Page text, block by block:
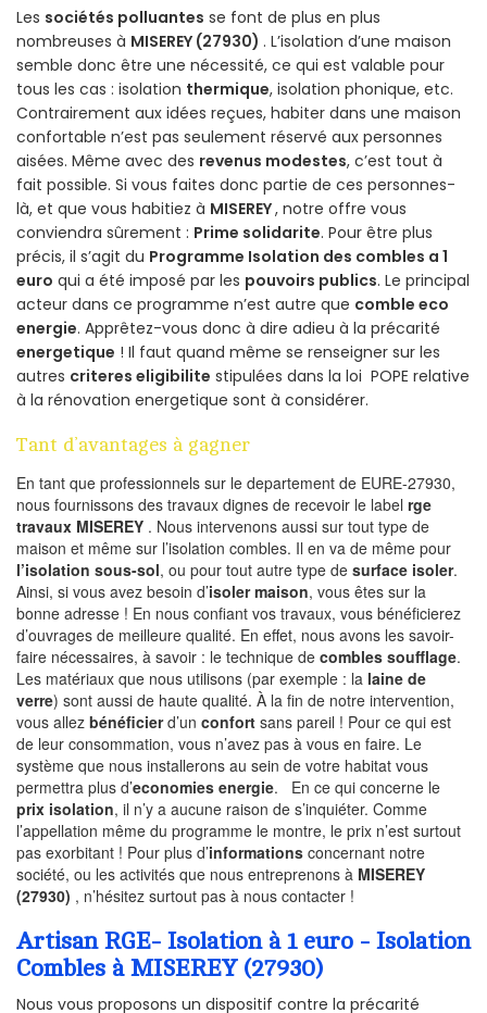
Les sociétés polluantes se font de plus en plus
nombreuses à MISEREY (27930) . L’isolation d’une maison
semble donc être une nécessité, ce qui est valable pour
tous les cas : isolation thermique, isolation phonique, etc.
Contrairement aux idées reçues, habiter dans une maison
confortable n’est pas seulement réservé aux personnes
aisées. Même avec des revenus modestes, c’est tout à
fait possible. Si vous faites donc partie de ces personnes-
là, et que vous habitiez à MISEREY, notre offre vous
conviendra sûrement : Prime solidarite. Pour être plus
précis, il s’agit du Programme Isolation des combles a 1
euro qui a été imposé par les pouvoirs publics. Le principal
acteur dans ce programme n’est autre que comble eco
energie. Apprêtez-vous donc à dire adieu à la précarité
energetique ! Il faut quand même se renseigner sur les
autres criteres eligibilite stipulées dans la loi POPE relative
à la rénovation energetique sont à considérer.
Tant d’avantages à gagner
En tant que professionnels sur le departement de EURE-27930,
nous fournissons des travaux dignes de recevoir le label rge
travaux MISEREY . Nous intervenons aussi sur tout type de
maison et même sur l’isolation combles. Il en va de même pour
l’isolation sous-sol, ou pour tout autre type de surface isoler.
Ainsi, si vous avez besoin d’isoler maison, vous êtes sur la
bonne adresse ! En nous confiant vos travaux, vous bénéficierez
d’ouvrages de meilleure qualité. En effet, nous avons les savoir-
faire nécessaires, à savoir : le technique de combles soufflage.
Les matériaux que nous utilisons (par exemple : la laine de
verre) sont aussi de haute qualité. À la fin de notre intervention,
vous allez bénéficierd’un confort sans pareil ! Pour ce qui est
de leur consommation, vous n’avez pas à vous en faire. Le
système que nous installerons au sein de votre habitat vous
permettra plus d’economies energie. En ce qui concerne le
prix isolation, il n’y a aucune raison de s’inquiéter. Comme
l’appellation même du programme le montre, le prix n’est surtout
pas exorbitant ! Pour plus d’informations concernant notre
société, ou les activités que nous entreprenons à MISEREY
(27930) , n’hésitez surtout pas à nous contacter !
Artisan RGE- Isolation à 1 euro - Isolation
Combles à MISEREY (27930)
Nous vous proposons un dispositif contre la précarité